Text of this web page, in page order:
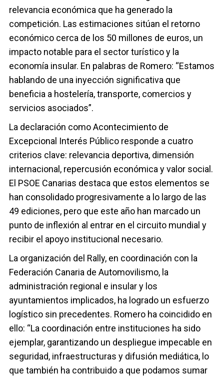
relevancia económica que ha generado la
competición. Las estimaciones sitúan el retorno
económico cerca de los 50 millones de euros, un
impacto notable para el sector turístico y la
economía insular. En palabras de Romero: “Estamos
hablando de una inyección significativa que
beneficia a hostelería, transporte, comercios y
servicios asociados”.
La declaración como Acontecimiento de
Excepcional Interés Público responde a cuatro
criterios clave: relevancia deportiva, dimensión
internacional, repercusión económica y valor social.
El PSOE Canarias destaca que estos elementos se
han consolidado progresivamente a lo largo de las
49 ediciones, pero que este año han marcado un
punto de inflexión al entrar en el circuito mundial y
recibir el apoyo institucional necesario.
La organización del Rally, en coordinación con la
Federación Canaria de Automovilismo, la
administración regional e insular y los
ayuntamientos implicados, ha logrado un esfuerzo
logístico sin precedentes. Romero ha coincidido en
ello: “La coordinación entre instituciones ha sido
ejemplar, garantizando un despliegue impecable en
seguridad, infraestructuras y difusión mediática, lo
que también ha contribuido a que podamos sumar